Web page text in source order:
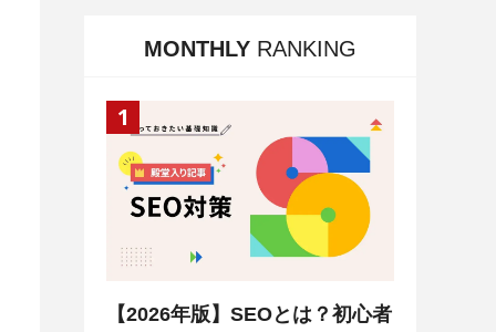
MONTHLY RANKING
【2026年版】SEOとは？初心者